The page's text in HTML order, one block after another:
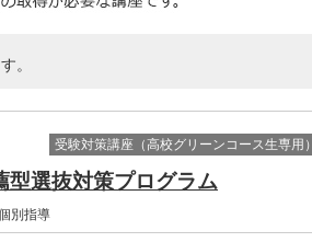
。
受験対策講座（高校グリーンコース生専用）
型選抜対策プログラム
別指導